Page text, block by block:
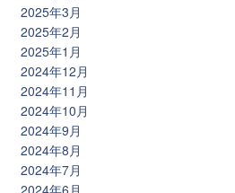
2025年3月
2025年2月
2025年1月
2024年12月
2024年11月
2024年10月
2024年9月
2024年8月
2024年7月